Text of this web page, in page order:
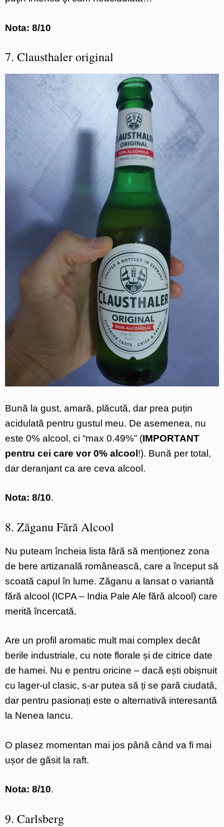
Nota: 8/10
7. Clausthaler original
Bună la gust, amară, plăcută, dar prea puțin
acidulată pentru gustul meu. De asemenea, nu
este 0% alcool, ci “max 0.49%” (IMPORTANT
pentru cei care vor 0% alcool!). Bună per total,
dar deranjant ca are ceva alcool.
Nota: 8/10.
8. Zăganu Fără Alcool
Nu puteam încheia lista fără să menționez zona
de bere artizanală românească, care a început să
scoată capul în lume. Zăganu a lansat o variantă
fără alcool (ICPA – India Pale Ale fără alcool) care
merită încercată.
Are un profil aromatic mult mai complex decât
berile industriale, cu note florale și de citrice date
de hamei. Nu e pentru oricine – dacă ești obișnuit
cu lager-ul clasic, s-ar putea să ți se pară ciudată,
dar pentru pasionați este o alternativă interesantă
la Nenea Iancu.
O plasez momentan mai jos până când va fi mai
ușor de găsit la raft.
Nota: 8/10.
9. Carlsberg